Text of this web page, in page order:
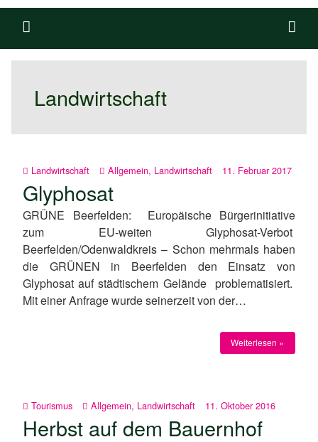
Landwirtschaft
Landwirtschaft Allgemein, Landwirtschaft 11. Februar 2017
Glyphosat
GRÜNE Beerfelden: Europäische Bürgerinitiative
zum EU-weiten Glyphosat-Verbot
Beerfelden/Odenwaldkreis – Schon mehrmals haben
die GRÜNEN in Beerfelden den Einsatz von
Glyphosat auf städtischem Gelände problematisiert.
Mit einer Anfrage wurde seinerzeit von der…
Weiterlesen »
Tourismus Allgemein, Landwirtschaft 11. Oktober 2016
Herbst auf dem Bauernhof